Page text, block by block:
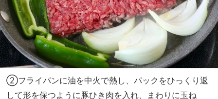
②フライパンに油を中火で熱し、パックをひっくり返
して形を保つように豚ひき肉を入れ、まわりに玉ね